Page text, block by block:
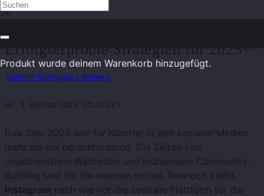
Produkt wurde deinem Warenkorb hinzugefügt.
Erfolgserprobte Strategien für 2025+
Joachim Rodriguez y Romero
Mi., 5. Februar 2025, 20:42 CET
Das Jahr 2024 war für Künstler in den sozialen Medien
mehr als nur herausfordernd. Die Zeiten von
ungebremstem Wachstum und mühelosem Community-
Building sind für die meisten vorbei. Dennoch bleibt
Instagram nach wie vor die zentrale Plattform für die